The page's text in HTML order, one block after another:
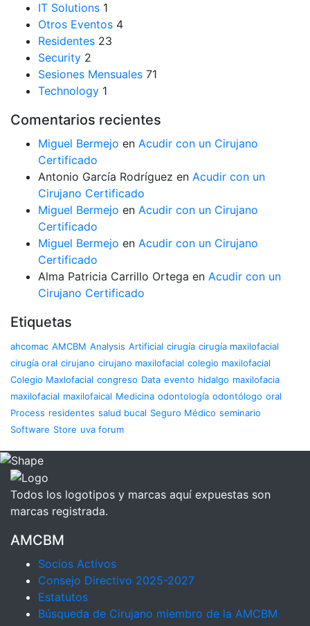
IT Solutions 1
Otros Eventos 4
Residentes 23
Security 2
Sesiones Mensuales 71
Technology 1
Comentarios recientes
Miguel Bermejo en Acudir con un Cirujano
Certificado
Antonio García Rodríguez en Acudir con un
Cirujano Certificado
Miguel Bermejo en Acudir con un Cirujano
Certificado
Miguel Bermejo en Acudir con un Cirujano
Certificado
Alma Patricia Carrillo Ortega en Acudir con un
Cirujano Certificado
Etiquetas
ahcomac AMCBM Analysis Artificial cirugía cirugía maxilofacial
cirugía oral cirujano cirujano maxilofacial colegio maxilofacial
Colegio Maxlofacial congreso Data evento hidalgo maxilofacia
maxilofacial maxilofaical Medicina odontología odontólogo oral
Process residentes salud bucal Seguro Médico seminario
Software Store uva forum
Todos los logotipos y marcas aquí expuestas son
marcas registrada.
AMCBM
Socios Activos
Consejo Directivo 2025-2027
Estatutos
Búsqueda de Cirujano miembro de la AMCBM